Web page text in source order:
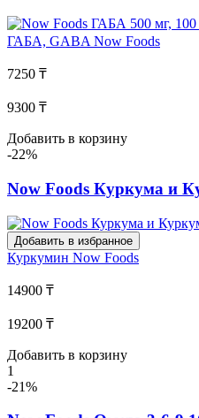
ГАБА, GABA Now Foods
7250 ₸
9300 ₸
Добавить в корзину
-22%
Now Foods Куркума и
Добавить в избранное
Куркумин Now Foods
14900 ₸
19200 ₸
Добавить в корзину
1
-21%